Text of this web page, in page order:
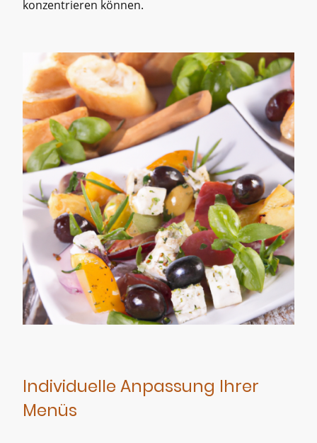
konzentrieren können.
Individuelle Anpassung Ihrer
Menüs